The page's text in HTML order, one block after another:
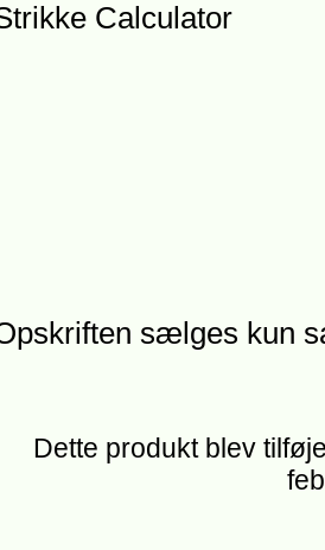
Calculator
sælges kun
Dette produkt blev